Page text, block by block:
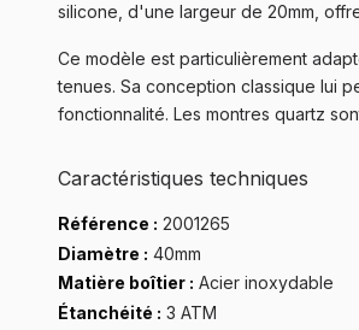
silicone, d'une largeur de 20mm,
Ce modèle est particulièrement
tenues. Sa conception classique lui
fonctionnalité. Les montres quartz
Caractéristiques techniques
Référence : 2001265
Diamètre : 40mm
Matière boîtier : Acier inoxydable
Étanchéité : 3 ATM